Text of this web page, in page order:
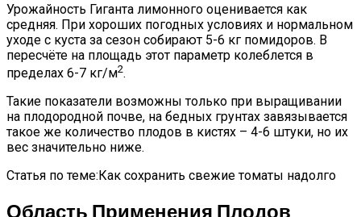
Урожайность Гиганта лимонного оценивается как
средняя. При хороших погодных условиях и нормальном
уходе с куста за сезон собирают 5-6 кг помидоров. В
пересчёте на площадь этот параметр колеблется в
пределах 6-7 кг/м2.
Такие показатели возможны только при выращивании
на плодородной почве, на бедных грунтах завязывается
такое же количество плодов в кистях – 4-6 штуки, но их
вес значительно ниже.
Статья по теме:Как сохранить свежие томаты надолго
Область Применения Плодов